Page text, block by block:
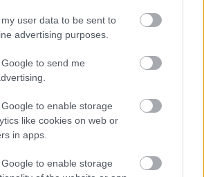
user data to be sent to
advertising purposes.
to send me
to enable storage
like cookies on web or
in apps.
to enable storage
egyenesen történelmi léptékű
mit lehet tenni, mi marad
aki belefog egy történet
hogy bármelyik utat is választja,
nyílnak előtte, újabb
tűnő kérdések sem olyan
eleve sokágú, többszörös
ráadásul a lehetséges
történelmi okokból sem
kezelt időszak(ok)hoz